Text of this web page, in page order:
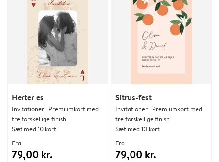
Herter es
Invitationer | Premiumkort med
tre forskellige finish
Sæt med 10 kort
Fra
79,00 kr.
Sitrus-fest
Invitationer | Premiumkort med
tre forskellige finish
Sæt med 10 kort
Fra
79,00 kr.